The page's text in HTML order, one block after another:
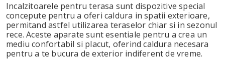
Incalzitoarele pentru terasa sunt dispozitive special
concepute pentru a oferi caldura in spatii exterioare,
permitand astfel utilizarea teraselor chiar si in sezonul
rece. Aceste aparate sunt esentiale pentru a crea un
mediu confortabil si placut, oferind caldura necesara
pentru a te bucura de exterior indiferent de vreme.